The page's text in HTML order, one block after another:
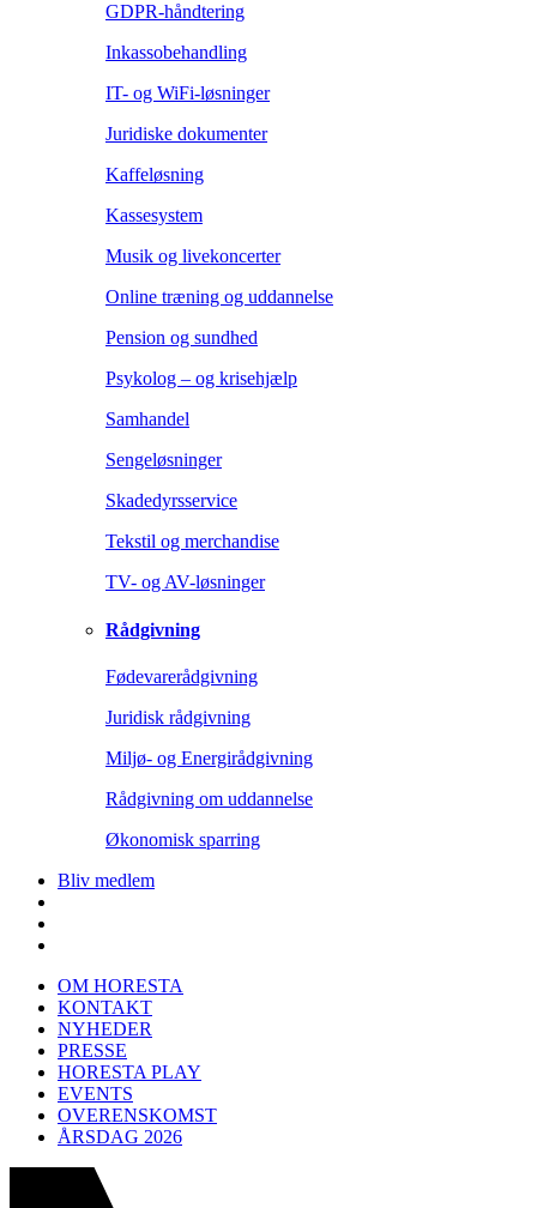
GDPR-håndtering
Inkassobehandling
IT- og WiFi-løsninger
Juridiske dokumenter
Kaffeløsning
Kassesystem
Musik og livekoncerter
Online træning og uddannelse
Pension og sundhed
Psykolog – og krisehjælp
Samhandel
Sengeløsninger
Skadedyrsservice
Tekstil og merchandise
TV- og AV-løsninger
Rådgivning
Fødevarerådgivning
Juridisk rådgivning
Miljø- og Energirådgivning
Rådgivning om uddannelse
Økonomisk sparring
Bliv medlem
OM HORESTA
KONTAKT
NYHEDER
PRESSE
HORESTA PLAY
EVENTS
OVERENSKOMST
ÅRSDAG 2026